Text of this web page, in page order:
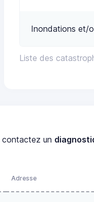
Liste des
Inondations et/
contactez un
Adresse